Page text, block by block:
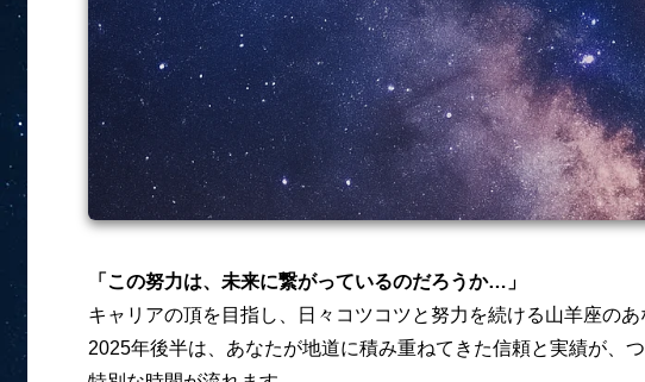
「この努力は、未来に繋がっているのだろうか…」
キャリアの頂を目指し、日々コツコツと努力を続ける山羊座のあ
2025年後半は、あなたが地道に積み重ねてきた信頼と実績が、